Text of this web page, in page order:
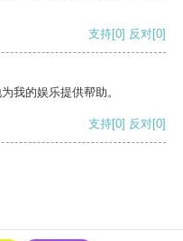
支持[0] 反对[0]
我的娱乐提供帮助。
支持[0] 反对[0]